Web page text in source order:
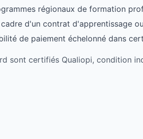
régionaux de formation
d'un contrat d'apprentissage
de paiement échelonné dans
sont certifiés Qualiopi, condition